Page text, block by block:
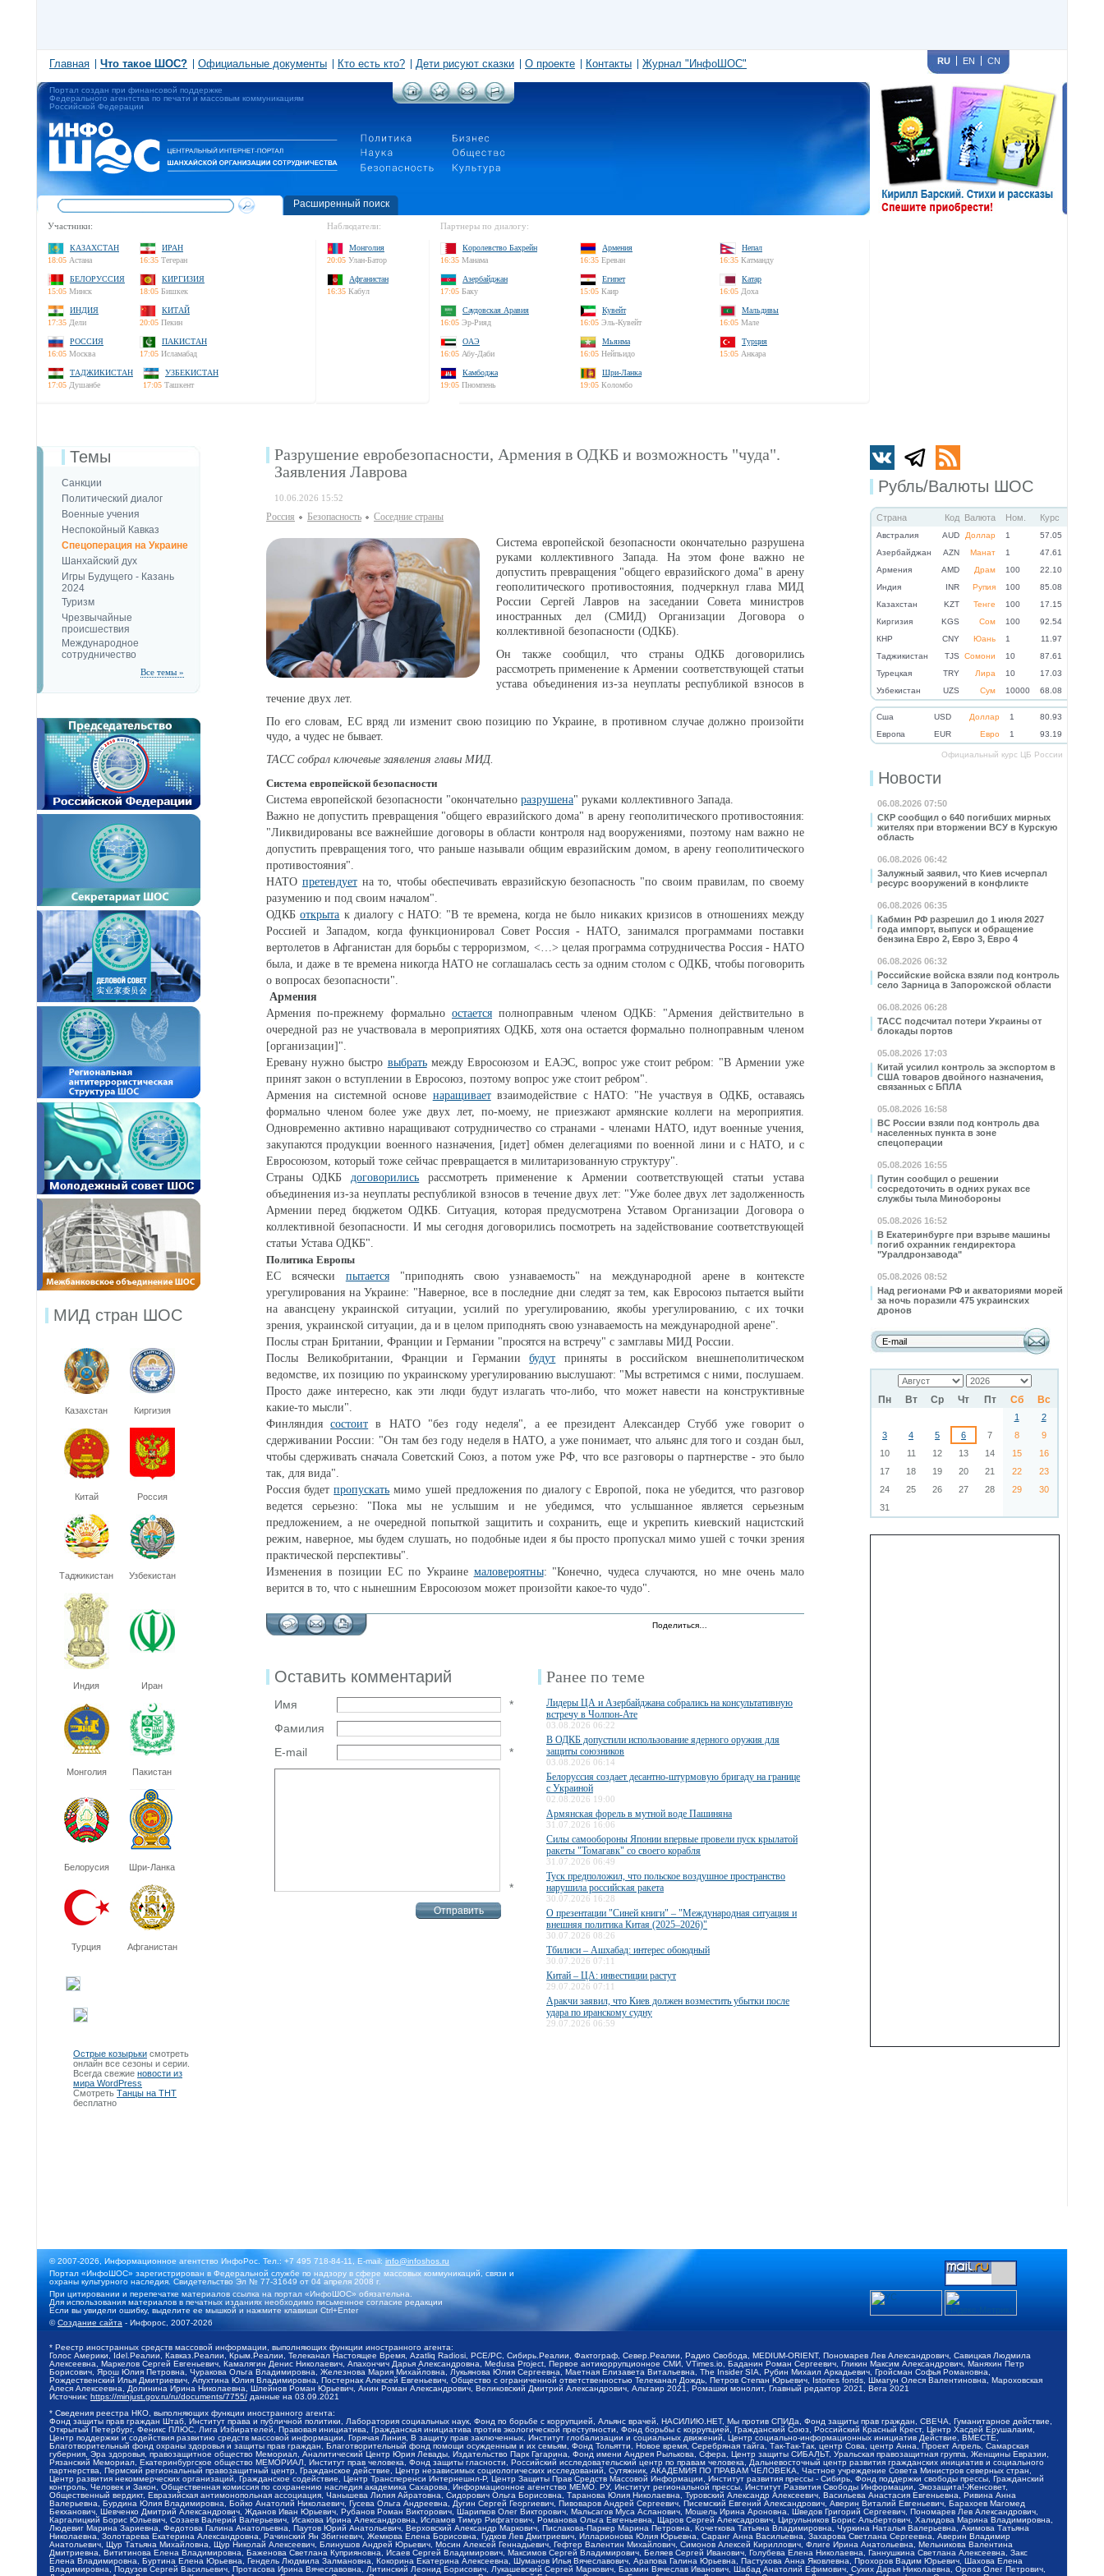
Главная Что такое ШОС? Официальные документы Кто есть кто? Дети рисуют сказки О проекте Контакты Журнал "ИнфоШОС" RU EN CN
Портал создан при финансовой поддержке
Федерального агентства по печати и массовым коммуникациям
Российской Федерации
Расширенный поиск
Участники:
КАЗАХСТАН
18:05 Астана
ИРАН
16:35 Тегеран
БЕЛОРУССИЯ
15:05 Минск
КИРГИЗИЯ
18:05 Бишкек
ИНДИЯ
17:35 Дели
КИТАЙ
20:05 Пекин
РОССИЯ
16:05 Москва
ПАКИСТАН
17:05 Исламабад
ТАДЖИКИСТАН
17:05 Душанбе
УЗБЕКИСТАН
17:05 Ташкент
Наблюдатели:
Монголия
20:05 Улан-Батор
Афганистан
16:35 Кабул
Партнеры по диалогу:
Королевство Бахрейн
16:35 Манама
Армения
16:35 Ереван
Непал
16:35 Катманду
Азербайджан
17:05 Баку
Египет
15:05 Каир
Катар
16:05 Доха
Саудовская Аравия
16:05 Эр-Рияд
Кувейт
16:05 Эль-Кувейт
Мальдивы
16:05 Мале
ОАЭ
16:05 Абу-Даби
Мьянма
16:05 Нейпьидо
Турция
15:05 Анкара
Камбоджа
19:05 Пномпень
Шри-Ланка
19:05 Коломбо
Рубль/Валюты ШОС
Страна Код Валюта Ном. Курс
Австралия AUD Доллар 1
57.05
Азербайджан
AZN Манат 1
47.61
Армения
AMD Драм 100
22.10
Индия
INR Рупия 100
85.08
Казахстан
KZT Тенге 100
17.15
Киргизия
KGS Сом 100
92.54
КНР
CNY Юань 1
11.97
Таджикистан
TJS Сомони 10
87.61
Турецкая
TRY Лира 10
17.03
Узбекистан
UZS Сум 10000 68.08
Cша USD Доллар 1
80.93
Eвропа
EUR Евро 1 93.19
Официальный курс ЦБ России
Новости
06.08.2026 07:50
СКР сообщил о 640 погибших мирных
жителях при вторжении ВСУ в Курскую
область
06.08.2026 06:42
Залужный заявил, что Киев исчерпал
ресурс вооружений в конфликте
06.08.2026 06:35
Кабмин РФ разрешил до 1 июля 2027
года импорт, выпуск и обращение
бензина Евро 2, Евро 3, Евро 4
06.08.2026 06:32
Российские войска взяли под контроль
село Зарница в Запорожской области
06.08.2026 06:28
ТАСС подсчитал потери Украины от
блокады портов
05.08.2026 17:03
Китай усилил контроль за экспортом в
США товаров двойного назначения,
связанных с БПЛА
05.08.2026 16:58
ВС России взяли под контроль два
населенных пункта в зоне
спецоперации
05.08.2026 16:55
Путин сообщил о решении
сосредоточить в одних руках все
службы тыла Минобороны
05.08.2026 16:52
В Екатеринбурге при взрыве машины
погиб охранник гендиректора
"Уралдронзавода"
05.08.2026 08:52
Над регионами РФ и акваториями морей
за ночь поразили 475 украинских
дронов
Пн Вт Ср Чт Пт Сб Вс
1
2
3
4 5 6 7 8
9
10
11 12 13 14 15
16
17
18 19 20 21 22
23
24
25 26 27 28 29
30
31
Темы
Санкции
Политический диалог
Военные учения
Неспокойный Кавказ
Спецоперация на Украине
Шанхайский дух
Игры Будущего - Казань
2024
Туризм
Чрезвычайные
происшествия
Международное
сотрудничество
Все темы »
МИД стран ШОС
Казахстан Киргизия
Китай Россия
Таджикистан Узбекистан
Индия Иран
Монголия Пакистан
Белорусия Шри-Ланка
Турция Афганистан
Острые козырьки смотреть
онлайн все сезоны и серии.
Всегда свежие новости из
мира WordPress
Смотреть Танцы на ТНТ
бесплатно
Разрушение евробезопасности, Армения в ОДКБ и возможность "чуда".
Заявления Лаврова
10.06.2026 15:52
Россия Безопаcность Соседние страны
Система европейской безопасности окончательно разрушена
руками коллективного Запада. На этом фоне важно не
допустить превращения "общего евразийского дома" в арену
геополитического противостояния, подчеркнул глава МИД
России Сергей Лавров на заседании Совета министров
иностранных дел (СМИД) Организации Договора о
коллективной безопасности (ОДКБ).
Он также сообщил, что страны ОДКБ договорились
рассмотреть применение к Армении соответствующей статьи
устава объединения из-за неуплаты республикой взносов в
течение двух лет.
По его словам, ЕС вряд ли изменит свою позицию по Украине, в противном случае должно произойти
чудо, а чудес не бывает.
ТАСС собрал ключевые заявления главы МИД.
Система европейской безопасности
Система европейской безопасности "окончательно разрушена" руками коллективного Запада.
Важно не допустить превращения "общего евразийского дома" в арену геополитического противостояния:
"Ликвидированы все важнейшие договоры в области контроля над вооружениями, поэтому нам важно не
допустить превращения того, что раньше называли общим евразийским домом, в арену геополитического
противостояния".
НАТО претендуетна то, чтобы обеспечивать евразийскую безопасность "по своим правилам, по своему
разумению и под своим началом".
ОДКБоткрыта к диалогу с НАТО: "В те времена, когда не было никаких кризисов в отношениях между
Россией и Западом, когда функционировал Совет Россия - НАТО, занимался программами поставки
вертолетов в Афганистан для борьбы с терроризмом, <…> целая программа сотрудничества Россия - НАТО
была, и даже в те времена никогда НАТО не соглашалась сесть за одним столом с ОДКБ, чтобы поговорить
о вопросах безопасности".
Армения
Армения по-прежнему формально остается полноправным членом ОДКБ: "Армения действительно в
очередной раз не участвовала в мероприятиях ОДКБ, хотя она остается формально полноправным членом
[организации]".
Еревану нужно быстро выбратьмежду Евросоюзом и ЕАЭС, вопрос уже стоит ребром: "В Армении уже
принят закон о вступлении в Евросоюз, поэтому вопрос уже стоит ребром".
Армения на системной основе наращиваетвзаимодействие с НАТО: "Не участвуя в ОДКБ, оставаясь
формально членом более уже двух лет, по-моему, не приезжают армянские коллеги на мероприятия.
Одновременно активно наращивают сотрудничество со странами - членами НАТО, идут военные учения,
закупаются продукции военного назначения, [идет] обмен делегациями по военной лини и с НАТО, и с
Евросоюзом, который тоже сейчас превращается в милитаризованную структуру".
Страны ОДКБдоговорились рассмотреть применение к Армении соответствующей статьи устава
объединения из-за неуплаты республикой взносов в течение двух лет: "Уже более двух лет задолженность
Армении перед бюджетом ОДКБ. Ситуация, которая предусмотрена Уставом Организации Договора о
коллективной безопасности. И мы сегодня договорились посмотреть на задействование соответствующей
статьи Устава ОДКБ".
Политика Европы
ЕС всячески пытается"приподнять свою узнаваемость" на международной арене в контексте
урегулирования на Украине: "Наверное, все в последние дни следят за тем, как Евросоюз пытается выйти
на авансцену украинской ситуации, усилий по урегулированию, якобы урегулированию, с их точки
зрения, украинской ситуации, да и в целом приподнять свою узнаваемость на международной арене".
Послы стран Британии, Франции и Германии "просятся на встречу" с замглавы МИД России.
Послы Великобритании, Франции и Германиибудут приняты в российском внешнеполитическом
ведомстве, их позицию по украинскому урегулированию выслушают: "Мы встретимся с ними, послушаем.
Просто даже интересно, как эти люди будут излагать что-либо, что может навести на конструктивные
какие-то мысли".
Финляндиясостоит в НАТО "без году неделя", а ее президент Александер Стубб уже говорит о
сдерживании России: "Он там без году неделя в НАТО, а уже понимает, что альянс для того и создан был,
чтобы сдерживать сначала Советский Союз, а потом уже РФ, что все разговоры о партнерстве - это было
так, для вида".
Россия будетпропускать мимо ушей предложения по диалогу с Европой, пока не убедится, что разговор
ведется серьезно: "Пока мы не услышим и не убедимся, что услышанное является серьезным
предложением, а не очередной попыткой защитить и сохранить, еще и укрепить киевский нацистский
режим, наверное, мы будем слушать, но подобные идеи я бы просто пропускал мимо ушей с точки зрения
практической перспективы".
Изменения в позиции ЕС по Украине маловероятны: "Конечно, чудеса случаются, но мне очень мало
верится в то, что с нынешним Евросоюзом может произойти какое-то чудо".
Поделиться…
Оставить комментарий
Имя
*
Фамилия
E-mail
*
*
Ранее по теме
Лидеры ЦА и Азербайджана собрались на консультативную
встречу в Чолпон-Ате
03.08.2026 06:22
В ОДКБ допустили использование ядерного оружия для
защиты союзников
03.08.2026 06:14
Белоруссия создает десантно-штурмовую бригаду на границе
с Украиной
02.08.2026 19:00
Армянская форель в мутной воде Пашиняна
31.07.2026 16:06
Силы самообороны Японии впервые провели пуск крылатой
ракеты "Томагавк" со своего корабля
31.07.2026 06:49
Туск предположил, что польское воздушное пространство
нарушила российская ракета
30.07.2026 16:28
О презентации "Синей книги" – "Международная ситуация и
внешняя политика Китая (2025–2026)"
30.07.2026 08:26
Тбилиси – Ашхабад: интерес обоюдный
30.07.2026 07:11
Китай – ЦА: инвестиции растут
29.07.2026 07:11
Аракчи заявил, что Киев должен возместить убытки после
удара по иранскому судну
29.07.2026 06:59
© 2007-2026, Информационное агентство ИнфоРос. Тел.: +7 495 718-84-11, E-mail:info@infoshos.ru
Портал «ИнфоШОС» зарегистрирован в Федеральной службе по надзору в сфере массовых коммуникаций, связи и
охраны культурного наследия. Свидетельство Эл № 77-31649 от 04 апреля 2008 г.
При цитировании и перепечатке материалов ссылка на портал «ИнфоШОС» обязательна.
Для использования материалов в печатных изданиях необходимо письменное согласие редакции
Если вы увидели ошибку, выделите ее мышкой и нажмите клавиши Ctrl+Enter
©Создание сайта - Инфорос, 2007-2026
* Реестр иностранных средств массовой информации, выполняющих функции иностранного агента:
Голос Америки, Idel.Реалии, Кавказ.Реалии, Крым.Реалии, Телеканал Настоящее Время, Azatliq Radiosi, PCE/PC, Сибирь.Реалии, Фактограф, Север.Реалии, Радио Свобода, MEDIUM-ORIENT, Пономарев Лев Александрович, Савицкая Людмила
Алексеевна, Маркелов Сергей Евгеньевич, Камалягин Денис Николаевич, Апахончич Дарья Александровна, Medusa Project, Первое антикоррупционное СМИ, VTimes.io, Баданин Роман Сергеевич, Гликин Максим Александрович, Маняхин Петр
Борисович, Ярош Юлия Петровна, Чуракова Ольга Владимировна, Железнова Мария Михайловна, Лукьянова Юлия Сергеевна, Маетная Елизавета Витальевна, The Insider SIA, Рубин Михаил Аркадьевич, Гройсман Софья Романовна,
Рождественский Илья Дмитриевич, Апухтина Юлия Владимировна, Постернак Алексей Евгеньевич, Общество с ограниченной ответственностью Телеканал Дождь, Петров Степан Юрьевич, Istories fonds, Шмагун Олеся Валентиновна, Мароховская
Алеся Алексеевна, Долинина Ирина Николаевна, Шлейнов Роман Юрьевич, Анин Роман Александрович, Великовский Дмитрий Александрович, Альтаир 2021, Ромашки монолит, Главный редактор 2021, Вега 2021
Источник: https://minjust.gov.ru/ru/documents/7755/ данные на 03.09.2021
* Сведения реестра НКО, выполняющих функции иностранного агента:
Фонд защиты прав граждан Штаб, Институт права и публичной политики, Лаборатория социальных наук, Фонд по борьбе с коррупцией, Альянс врачей, НАСИЛИЮ.НЕТ, Мы против СПИДа, Фонд защиты прав граждан, СВЕЧА, Гуманитарное действие,
Открытый Петербург, Феникс ПЛЮС, Лига Избирателей, Правовая инициатива, Гражданская инициатива против экологической преступности, Фонд борьбы с коррупцией, Гражданский Союз, Российский Красный Крест, Центр Хасдей Ерушалаим,
Центр поддержки и содействия развитию средств массовой информации, Горячая Линия, В защиту прав заключенных, Институт глобализации и социальных движений, Центр социально-информационных инициатив Действие, ВМЕСТЕ,
Благотворительный фонд охраны здоровья и защиты прав граждан, Благотворительный фонд помощи осужденным и их семьям, Фонд Тольятти, Новое время, Серебряная тайга, Так-Так-Так, центр Сова, центр Анна, Проект Апрель, Самарская
губерния, Эра здоровья, правозащитное общество Мемориал, Аналитический Центр Юрия Левады, Издательство Парк Гагарина, Фонд имени Андрея Рылькова, Сфера, Центр защиты СИБАЛЬТ, Уральская правозащитная группа, Женщины Евразии,
Рязанский Мемориал, Екатеринбургское общество МЕМОРИАЛ, Институт прав человека, Фонд защиты гласности, Российский исследовательский центр по правам человека, Дальневосточный центр развития гражданских инициатив и социального
партнерства, Пермский региональный правозащитный центр, Гражданское действие, Центр независимых социологических исследований, Сутяжник, АКАДЕМИЯ ПО ПРАВАМ ЧЕЛОВЕКА, Частное учреждение Совета Министров северных стран,
Центр развития некоммерческих организаций, Гражданское содействие, Центр Трансперенси Интернешнл-Р, Центр Защиты Прав Средств Массовой Информации, Институт развития прессы - Сибирь, Фонд поддержки свободы прессы, Гражданский
контроль, Человек и Закон, Общественная комиссия по сохранению наследия академика Сахарова, Информационное агентство МЕМО. РУ, Институт региональной прессы, Институт Развития Свободы Информации, Экозащита!-Женсовет,
Общественный вердикт, Евразийская антимонопольная ассоциация, Чанышева Лилия Айратовна, Сидорович Ольга Борисовна, Таранова Юлия Николаевна, Туровский Александр Алексеевич, Васильева Анастасия Евгеньевна, Ривина Анна
Валерьевна, Бурдина Юлия Владимировна, Бойко Анатолий Николаевич, Гусева Ольга Андреевна, Дугин Сергей Георгиевич, Пивоваров Андрей Сергеевич, Писемский Евгений Александрович, Аверин Виталий Евгеньевич, Барахоев Магомед
Бекханович, Шевченко Дмитрий Александрович, Жданов Иван Юрьевич, Рубанов Роман Викторович, Шарипков Олег Викторович, Мальсагов Муса Асланович, Мошель Ирина Ароновна, Шведов Григорий Сергеевич, Пономарев Лев Александрович,
Каргалицкий Борис Юльевич, Созаев Валерий Валерьевич, Исакова Ирина Александровна, Исламов Тимур Рифгатович, Романова Ольга Евгеньевна, Щаров Сергей Алексадрович, Цирульников Борис Альбертович, Халидова Марина Владимировна,
Людевиг Марина Зариевна, Федотова Галина Анатольевна, Паутов Юрий Анатольевич, Верховский Александр Маркович, Пислакова-Паркер Марина Петровна, Кочеткова Татьяна Владимировна, Чуркина Наталья Валерьевна, Акимова Татьяна
Николаевна, Золотарева Екатерина Александровна, Рачинский Ян Збигневич, Жемкова Елена Борисовна, Гудков Лев Дмитриевич, Илларионова Юлия Юрьевна, Саранг Анна Васильевна, Захарова Светлана Сергеевна, Аверин Владимир
Анатольевич, Щур Татьяна Михайловна, Щур Николай Алексеевич, Блинушов Андрей Юрьевич, Мосин Алексей Геннадьевич, Гефтер Валентин Михайлович, Симонов Алексей Кириллович, Флиге Ирина Анатольевна, Мельникова Валентина
Дмитриевна, Вититинова Елена Владимировна, Баженова Светлана Куприяновна, Исаев Сергей Владимирович, Максимов Сергей Владимирович, Беляев Сергей Иванович, Голубева Елена Николаевна, Ганнушкина Светлана Алексеевна, Закс
Елена Владимировна, Буртина Елена Юрьевна, Гендель Людмила Залмановна, Кокорина Екатерина Алексеевна, Шуманов Илья Вячеславович, Арапова Галина Юрьевна, Пастухова Анна Яковлевна, Прохоров Вадим Юрьевич, Шахова Елена
Владимировна, Подузов Сергей Васильевич, Протасова Ирина Вячеславовна, Литинский Леонид Борисович, Лукашевский Сергей Маркович, Бахмин Вячеслав Иванович, Шабад Анатолий Ефимович, Сухих Дарья Николаевна, Орлов Олег Петрович,